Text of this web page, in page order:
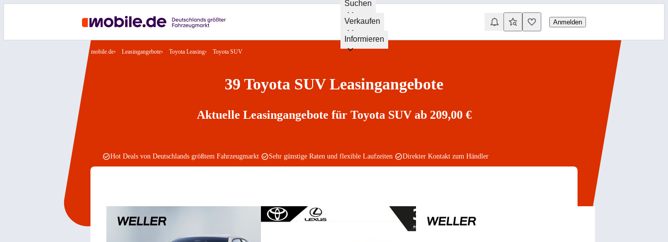
Suchen
Verkaufen
Informieren
Anmelden
mobile.de Leasingangebote Toyota Leasing Toyota SUV
39 Toyota SUV Leasingangebote
Aktuelle Leasingangebote für Toyota SUV ab 209,00 €
Hot Deals von Deutschlands größtem Fahrzeugmarkt Sehr günstige Raten und flexible Laufzeiten Direkter Kontakt zum Händler